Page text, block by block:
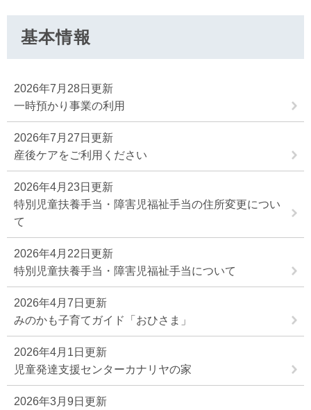
基本情報
2026年7月28日更新
一時預かり事業の利用
2026年7月27日更新
産後ケアをご利用ください
2026年4月23日更新
特別児童扶養手当・障害児福祉手当の住所変更につい
て
2026年4月22日更新
特別児童扶養手当・障害児福祉手当について
2026年4月7日更新
みのかも子育てガイド「おひさま」
2026年4月1日更新
児童発達支援センターカナリヤの家
2026年3月9日更新